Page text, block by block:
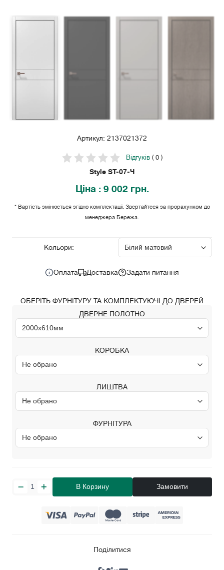
Артикул: 2137021372
Відгуків( 0 )
Style ST-07-Ч
Ціна : 9 002 грн.
* Вартість змінюється згідно комплектації. Звертайтеся за прорахунком до
менеджера Бережа.
Кольори:
Оплата Доставка Задати питання
ОБЕРІТЬ ФУРНІТУРУ ТА КОМПЛЕКТУЮЧІ ДО ДВЕРЕЙ
ДВЕРНЕ ПОЛОТНО
КОРОБКА
ЛИШТВА
ФУРНІТУРА
В Корзину Замовити
Поділитися